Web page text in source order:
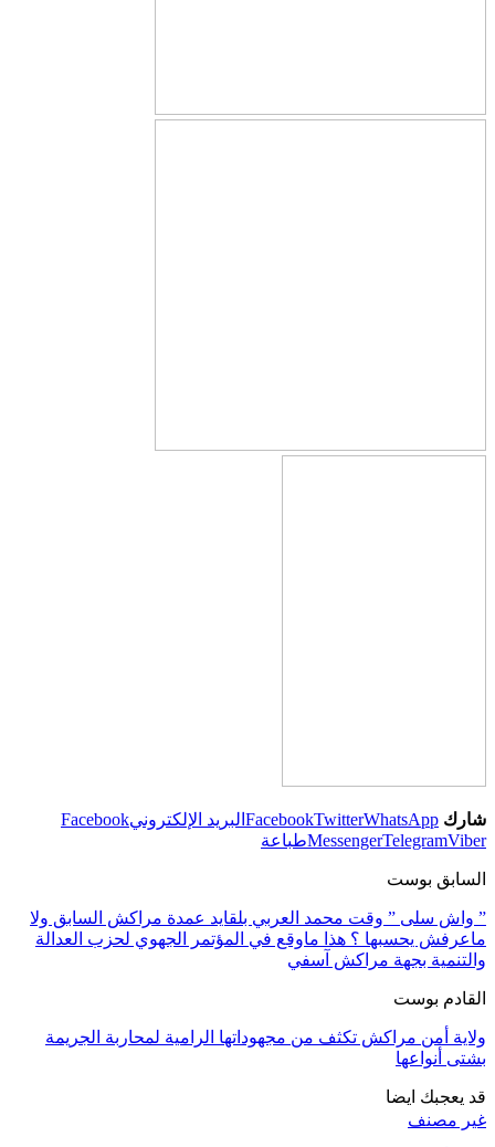
شارك FacebookTwitterWhatsApp البريد الإلكترونيFacebook
MessengerTelegramViber طباعة
السابق بوست
” واش سلى ” وقت محمد العربي بلقايد عمدة مراكش السابق ولا
ماعرفش يحسبها ؟ هذا ماوقع في المؤتمر الجهوي لحزب العدالة
والتنمية بجهة مراكش آسفي
القادم بوست
ولاية أمن مراكش تكثف من مجهوداتها الرامية لمحاربة الجريمة
بشتى أنواعها
قد يعجبك ايضا
غير مصنف